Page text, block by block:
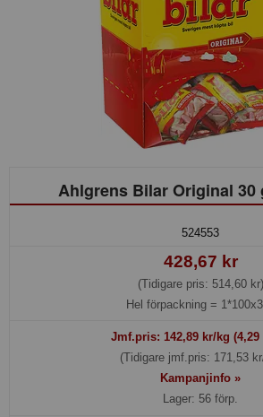
Ahlgrens Bilar Original 30
524553
428,67 kr
(Tidigare pris: 514,60 kr)
Hel förpackning =
Jmf.pris: 142,89kr/kg (4,29
(Tidigare jmf.pris: 171,53
Kampanjinfo »
Lager: 56 förp.